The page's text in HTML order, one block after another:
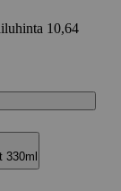
10,64
330ml